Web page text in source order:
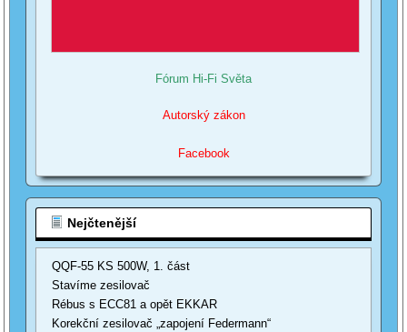
Fórum Hi-Fi Světa
Autorský zákon
Facebook
Nejčtenější
QQF-55 KS 500W, 1. část
Stavíme zesilovač
Rébus s ECC81 a opět EKKAR
Korekční zesilovač „zapojení Federmann“